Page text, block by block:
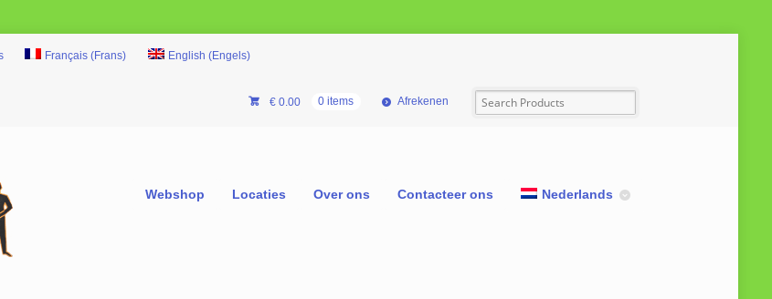
Français (Frans) English (Engels)
€0.00 0 items Afrekenen
Webshop Locaties Over ons Contacteer ons Nederlands